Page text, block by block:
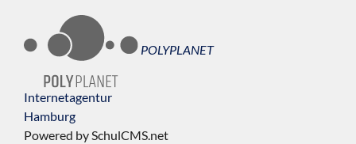
POLYPLANET
Internetagentur
Hamburg
Powered by SchulCMS.net